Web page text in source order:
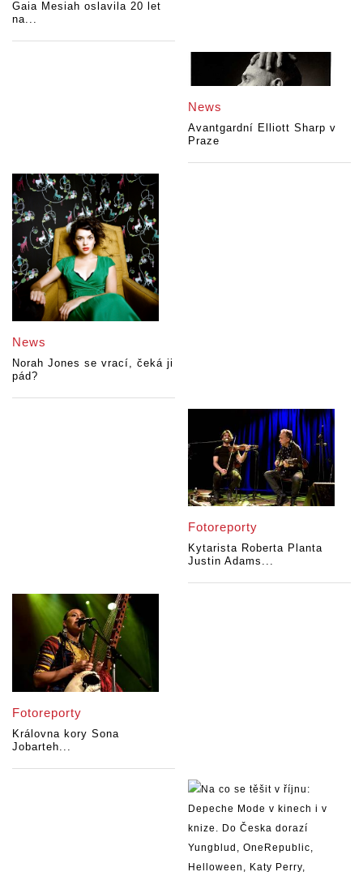
Gaia Mesiah oslavila 20 let
na...
News
Avantgardní Elliott Sharp v
Praze
News
Norah Jones se vrací, čeká ji
pád?
Fotoreporty
Kytarista Roberta Planta
Justin Adams...
Fotoreporty
Královna kory Sona
Jobarteh...